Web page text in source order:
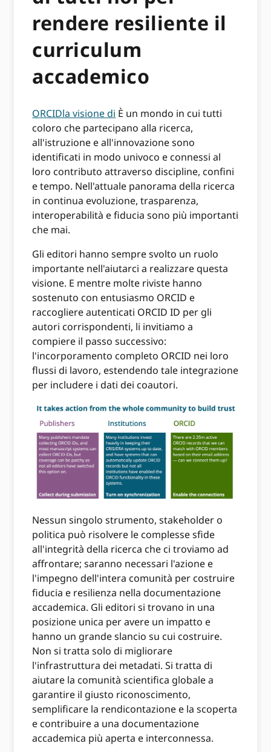
rendere resiliente il
curriculum
accademico
ORCIDla visione di È un mondo in cui tutti
coloro che partecipano alla ricerca,
all'istruzione e all'innovazione sono
identificati in modo univoco e connessi al
loro contributo attraverso discipline, confini
e tempo. Nell'attuale panorama della ricerca
in continua evoluzione, trasparenza,
interoperabilità e fiducia sono più importanti
che mai.
Gli editori hanno sempre svolto un ruolo
importante nell'aiutarci a realizzare questa
visione. E mentre molte riviste hanno
sostenuto con entusiasmo ORCID e
raccogliere autenticati ORCID ID per gli
autori corrispondenti, li invitiamo a
compiere il passo successivo:
l'incorporamento completo ORCID nei loro
flussi di lavoro, estendendo tale integrazione
per includere i dati dei coautori.
Nessun singolo strumento, stakeholder o
politica può risolvere le complesse sfide
all'integrità della ricerca che ci troviamo ad
affrontare; saranno necessari l'azione e
l'impegno dell'intera comunità per costruire
fiducia e resilienza nella documentazione
accademica. Gli editori si trovano in una
posizione unica per avere un impatto e
hanno un grande slancio su cui costruire.
Non si tratta solo di migliorare
l'infrastruttura dei metadati. Si tratta di
aiutare la comunità scientifica globale a
garantire il giusto riconoscimento,
semplificare la rendicontazione e la scoperta
e contribuire a una documentazione
accademica più aperta e interconnessa.